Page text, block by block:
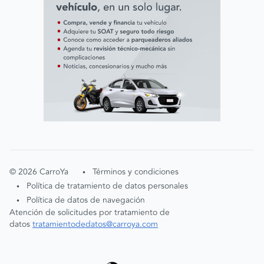
©2026 CarroYa • Términos y condiciones
• Política de tratamiento de datos personales
•
Política de datos de navegación
Atención de solicitudes por tratamiento de
datostratamientodedatos@carroya.com